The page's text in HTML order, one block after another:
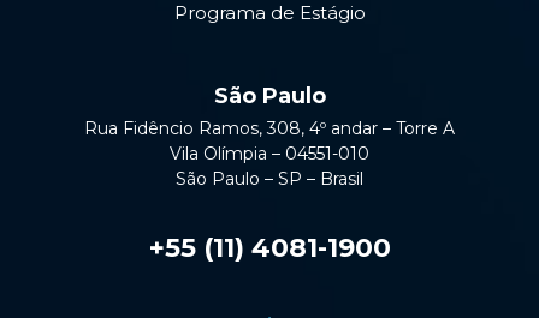
Programa de Estágio
São Paulo
Rua Fidêncio Ramos, 308, 4º andar – Torre A
Vila Olímpia – 04551-010
São Paulo – SP – Brasil
+55 (11) 4081-1900